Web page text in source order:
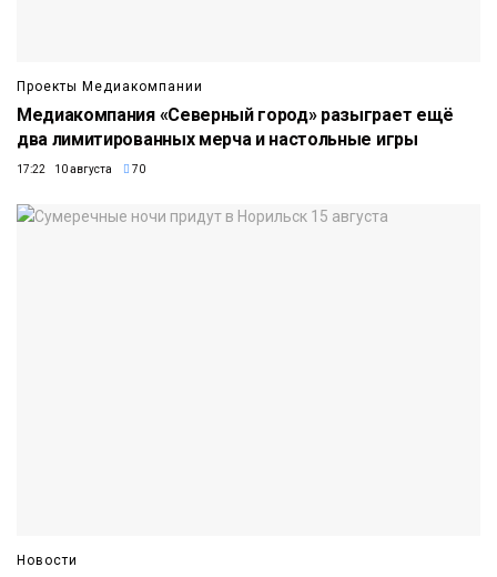
Проекты Медиакомпании
Медиакомпания «Северный город» разыграет ещё
два лимитированных мерча и настольные игры
17:22 10 августа 70
Новости